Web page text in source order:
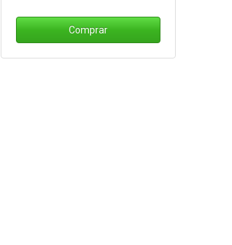
Comprar